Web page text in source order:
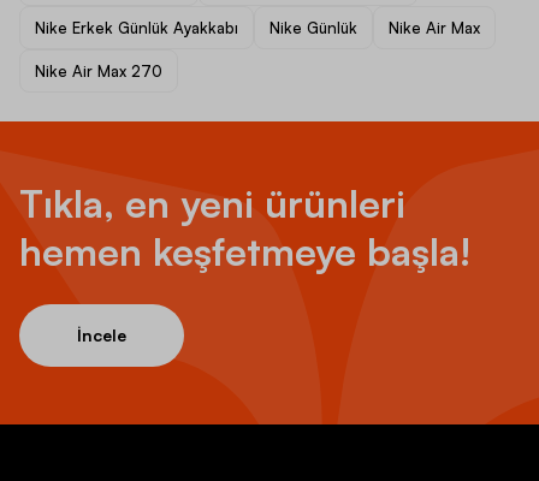
Nike Erkek Günlük Ayakkabı Nike Günlük Nike Air Max
Nike Air Max 270
Tıkla, en yeni ürünleri
hemen keşfetmeye başla!
İncele